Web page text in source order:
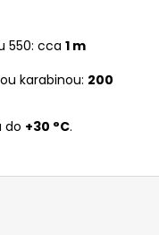
550: cca 1 m
karabinou: 200
do +30 °C.